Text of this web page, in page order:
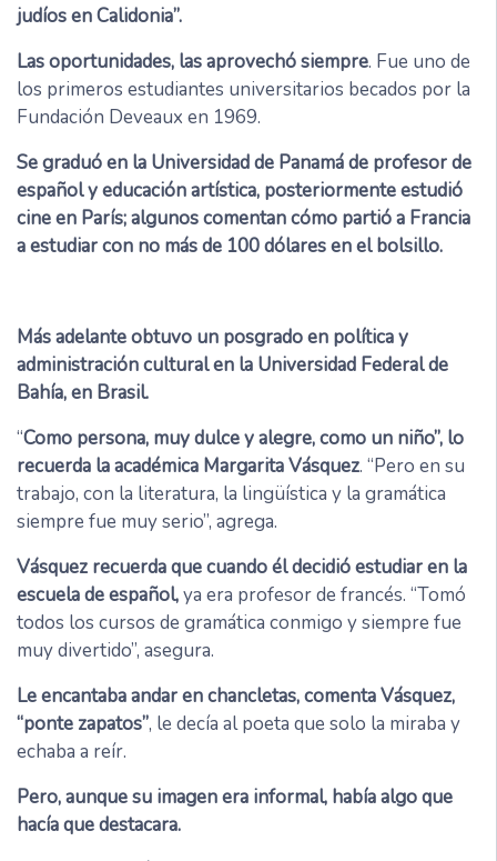
judíos en Calidonia”.
Las oportunidades, las aprovechó siempre. Fue uno de
los primeros estudiantes universitarios becados por la
Fundación Deveaux en 1969.
Se graduó en la Universidad de Panamá de profesor de
español y educación artística, posteriormente estudió
cine en París; algunos comentan cómo partió a Francia
a estudiar con no más de 100 dólares en el bolsillo.
Más adelante obtuvo un posgrado en política y
administración cultural en la Universidad Federal de
Bahía, en Brasil.
“Como persona, muy dulce y alegre, como un niño”, lo
recuerda la académica Margarita Vásquez. “Pero en su
trabajo, con la literatura, la lingüística y la gramática
siempre fue muy serio”, agrega.
Vásquez recuerda que cuando él decidió estudiar en la
escuela de español,ya era profesor de francés. “Tomó
todos los cursos de gramática conmigo y siempre fue
muy divertido”, asegura.
Le encantaba andar en chancletas, comenta Vásquez,
“ponte zapatos”, le decía al poeta que solo la miraba y
echaba a reír.
Pero, aunque su imagen era informal, había algo que
hacía que destacara.